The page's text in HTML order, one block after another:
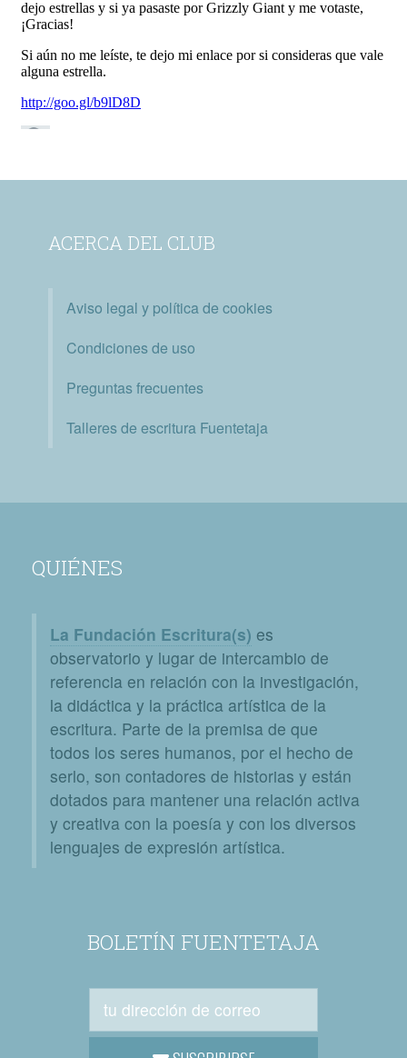
ACERCA DEL CLUB
Aviso legal y política de cookies
Condiciones de uso
Preguntas frecuentes
Talleres de escritura Fuentetaja
QUIÉNES
La Fundación Escritura(s) es
observatorio y lugar de intercambio de
referencia en relación con la investigación,
la didáctica y la práctica artística de la
escritura. Parte de la premisa de que
todos los seres humanos, por el hecho de
serlo, son contadores de historias y están
dotados para mantener una relación activa
y creativa con la poesía y con los diversos
lenguajes de expresión artística.
BOLETÍN FUENTETAJA